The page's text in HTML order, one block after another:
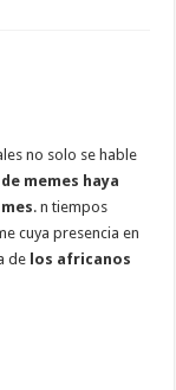
no solo se hable
memes haya
. n tiempos
cuya presencia en
de los africanos